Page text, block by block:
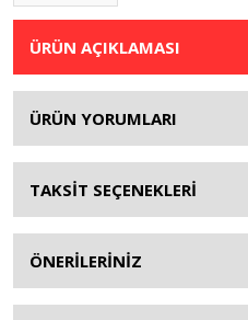
ÜRÜN AÇIKLAMASI
ÜRÜN YORUMLARI
TAKSİT SEÇENEKLERİ
ÖNERİLERİNİZ